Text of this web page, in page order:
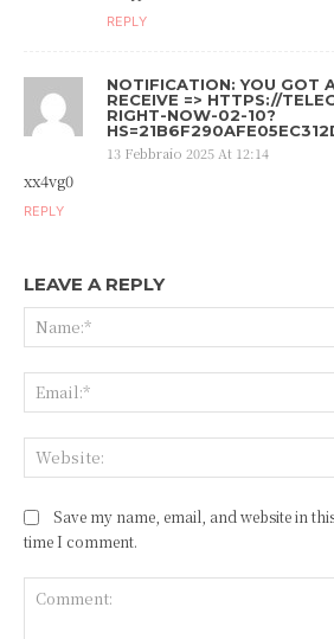
REPLY
NOTIFICATION: YOU GOT
RECEIVE => HTTPS://
RIGHT-NOW-02-10?
13 Febbraio 2025 At 12:14
xx4vg0
REPLY
LEAVE A REPLY
Save my name, email, and website in
time I comment.